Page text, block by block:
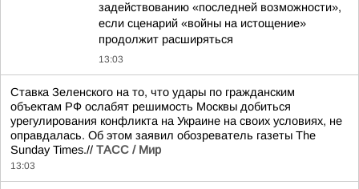
задействованию «последней возможности»,
если сценарий «войны на истощение»
продолжит расширяться
13:03
Ставка Зеленского на то, что удары по гражданским
объектам РФ ослабят решимость Москвы добиться
урегулирования конфликта на Украине на своих условиях, не
оправдалась. Об этом заявил обозреватель газеты The
Sunday Times.// ТАСС / Мир
13:03